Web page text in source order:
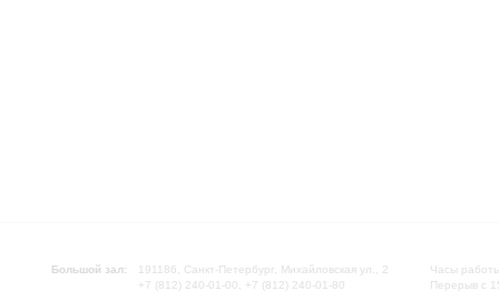
Большой зал:
191186, Санкт-Петербург, Михайловская ул., 2
+7 (812) 240-01-00, +7 (812) 240-01-80
Часы
Перерыв с